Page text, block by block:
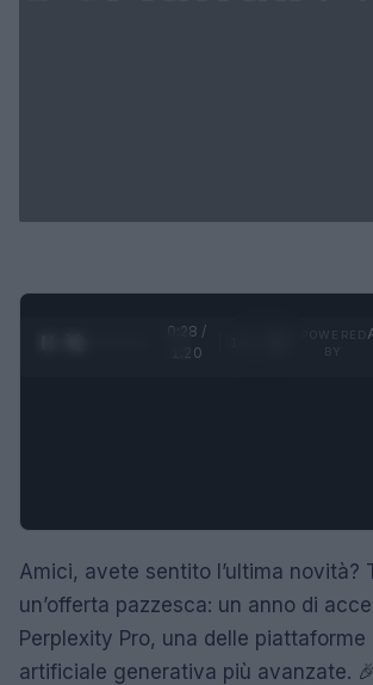
0:28 /
1:20
Amici, avete sentito l’ultima novità?
un’offerta pazzesca: un anno di
Perplexity Pro, una delle
artificiale generativa più avanzate.